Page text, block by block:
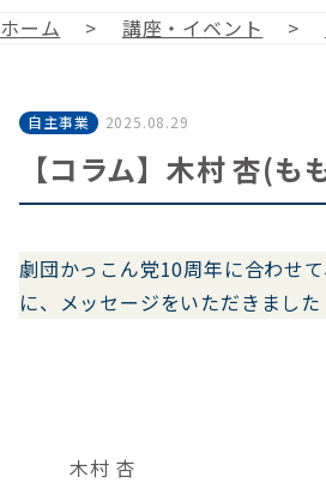
ホーム > 講座・イベント >
自主事業 2025.08.29
【コラム】木村 杏(
劇団かっこん党10周年に合わせ
に、メッセージをいただきました
木村 杏